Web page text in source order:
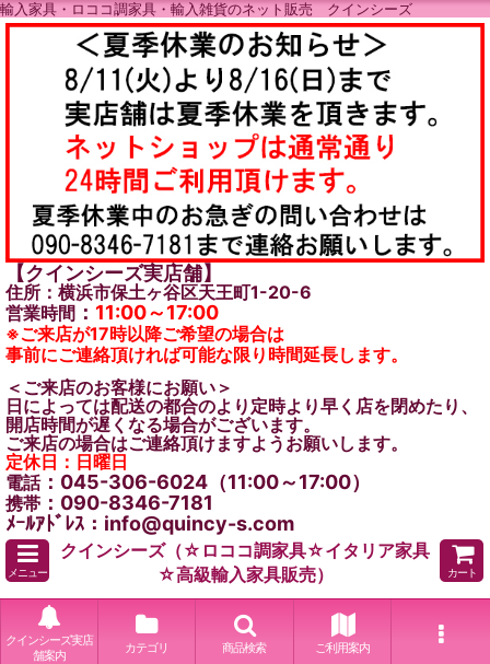
輸入家具・ロココ調家具・輸入雑貨のネット販売 クインシーズ
【クインシーズ実店舗】
住所：横浜市保土ヶ谷区天王町1-20-6
営業時間 ： 11:00～17:00
※ご来店が17時以降ご希望の場合は
事前にご連絡頂ければ可能な限り時間延長します。
＜ご来店のお客様にお願い＞
日によっては配送の都合のより定時より早く店を閉めたり、
開店時間が遅くなる場合がございます。
ご来店の場合はご連絡頂けますようお願いします。
定休日：日曜日
電話：045-306-6024（11:00～17:00）
携帯 ：090-8346-7181
ﾒｰﾙｱﾄﾞﾚｽ：info@quincy-s.com
メニュー
クインシーズ（☆ロココ調家具☆イタリア家具
☆高級輸入家具販売）
カート
クインシーズ実店
舗案内
カテゴリ 商品検索 ご利用案内